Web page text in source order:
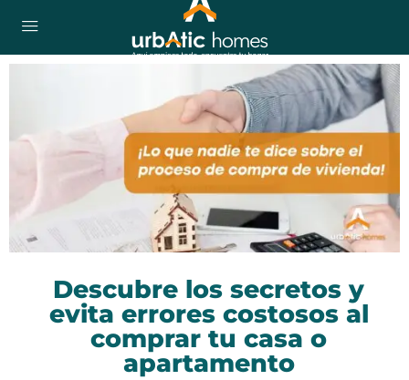
Descubre los secretos y
evita errores costosos al
comprar tu casa o
apartamento